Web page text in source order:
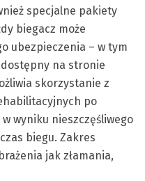
specjalne pakiety
biegacz może
ubezpieczenia – w tym
na stronie
skorzystanie z
po
wyniku nieszczęśliwego
biegu. Zakres
jak złamania,